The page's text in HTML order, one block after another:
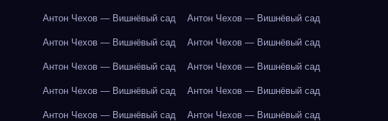
Антон Чехов — Вишнёвый сад Антон Чехов — Вишнёвый сад
Антон Чехов — Вишнёвый сад Антон Чехов — Вишнёвый сад
Антон Чехов — Вишнёвый сад Антон Чехов — Вишнёвый сад
Антон Чехов — Вишнёвый сад Антон Чехов — Вишнёвый сад
Антон Чехов — Вишнёвый сад Антон Чехов — Вишнёвый сад